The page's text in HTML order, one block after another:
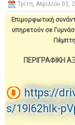
Τρίτη, Απριλίου 03,
Επιμορφωτική
υπηρετούν σε
ΠΕΡΙΓΡΑΦΙΚΗ
https://
s/19l62hlk-